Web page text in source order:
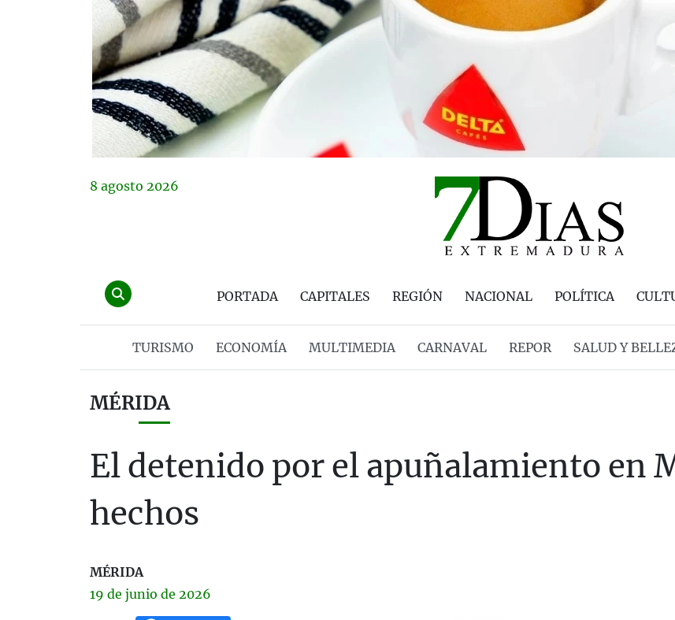
8 agosto 2026
PORTADA CAPITALES REGIÓN NACIONAL POLÍTICA
TURISMO ECONOMÍA MULTIMEDIA CARNAVAL REPOR SALUD Y
MÉRIDA
El detenido por el apuñalamiento en
hechos
MÉRIDA
19 de junio de 2026